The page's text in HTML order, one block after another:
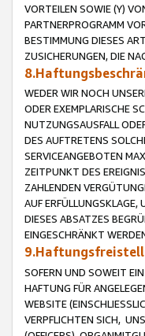
VORTEILEN SOWIE (Y)
PARTNERPROGRAMM
BESTIMMUNG DIESES
ZUSICHERUNGEN, DIE
WEDER WIR NOCH
ODER EXEMPLARISCHE
NUTZUNGSAUSFALL
DES AUFTRETENS
SERVICEANGEBOTEN
ZEITPUNKT DES
ZAHLENDEN
AUF ERFÜLLUNGSKLAGE,
DIESES ABSATZES
EINGESCHRÄNKT
SOFERN UND SOWEIT
HAFTUNG FÜR
WEBSITE
VERPFLICHTEN SICH,